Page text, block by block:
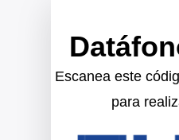
Escanea este
para